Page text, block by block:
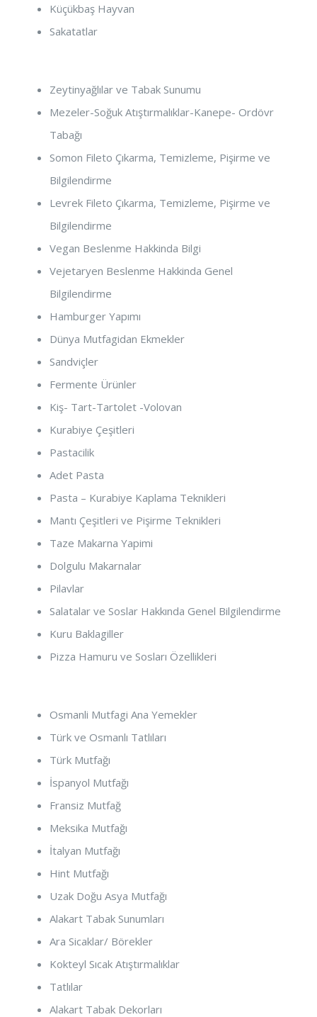
Küçükbaş Hayvan
Sakatatlar
Zeytinyağlılar ve Tabak Sunumu
Mezeler-Soğuk Atıştırmalıklar-Kanepe- Ordövr
Tabağı
Somon Fileto Çıkarma, Temizleme, Pişirme ve
Bilgilendirme
Levrek Fileto Çıkarma, Temizleme, Pişirme ve
Bilgilendirme
Vegan Beslenme Hakkinda Bilgi
Vejetaryen Beslenme Hakkinda Genel
Bilgilendirme
Hamburger Yapımı
Dünya Mutfagidan Ekmekler
Sandviçler
Fermente Ürünler
Kiş- Tart-Tartolet -Volovan
Kurabiye Çeşitleri
Pastacilik
Adet Pasta
Pasta – Kurabiye Kaplama Teknikleri
Mantı Çeşitleri ve Pişirme Teknikleri
Taze Makarna Yapimi
Dolgulu Makarnalar
Pilavlar
Salatalar ve Soslar Hakkında Genel Bilgilendirme
Kuru Baklagiller
Pizza Hamuru ve Sosları Özellikleri
Osmanli Mutfagi Ana Yemekler
Türk ve Osmanlı Tatlıları
Türk Mutfağı
İspanyol Mutfağı
Fransiz Mutfağ
Meksika Mutfağı
İtalyan Mutfağı
Hint Mutfağı
Uzak Doğu Asya Mutfağı
Alakart Tabak Sunumları
Ara Sicaklar/ Börekler
Kokteyl Sıcak Atıştırmalıklar
Tatlılar
Alakart Tabak Dekorları